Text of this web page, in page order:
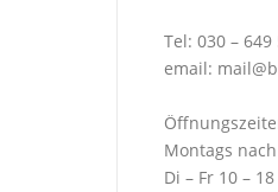
Tel: 030 – 649
email:
Montags
Di – Fr 10 –